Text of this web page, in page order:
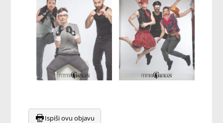
Ispiši ovu objavu